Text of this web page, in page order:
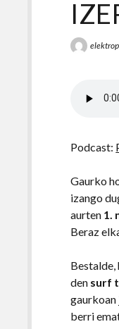
Podcast:
Gaurko
izango
aurten 1.
Beraz
den surf
berri